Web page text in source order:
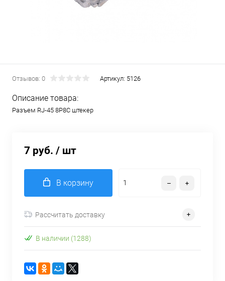
Отзывов: 0 Артикул: 5126
Описание товара:
Разъем RJ-45 8P8C штекер
7 руб. / шт
В корзину
Рассчитать доставку
В наличии (1288)